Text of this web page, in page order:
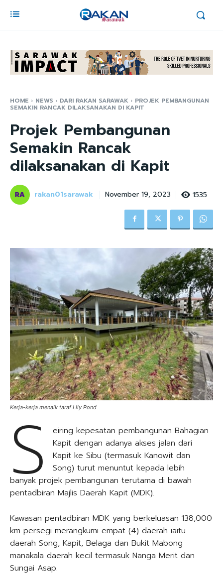
HOME NEWS DARI RAKAN SARAWAK PROJEK PEMBANGUNAN
SEMAKIN RANCAK DILAKSANAKAN DI KAPIT
Projek Pembangunan
Semakin Rancak
dilaksanakan di Kapit
rakan01sarawak November 19, 2023 1535
Kerja-kerja menaik taraf Lily Pond
S eiring kepesatan pembangunan Bahagian
Kapit dengan adanya akses jalan dari
Kapit ke Sibu (termasuk Kanowit dan
Song) turut menuntut kepada lebih
banyak projek pembangunan terutama di bawah
pentadbiran Majlis Daerah Kapit (MDK).
Kawasan pentadbiran MDK yang berkeluasan 138,000
km persegi merangkumi empat (4) daerah iaitu
daerah Song, Kapit, Belaga dan Bukit Mabong
manakala daerah kecil termasuk Nanga Merit dan
Sungai Asap.